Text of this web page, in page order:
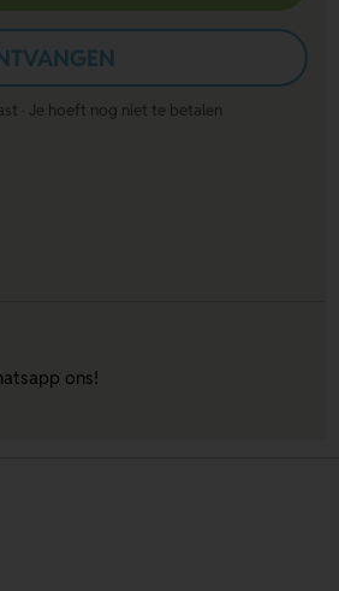
· Je hoeft nog niet te betalen
ons!